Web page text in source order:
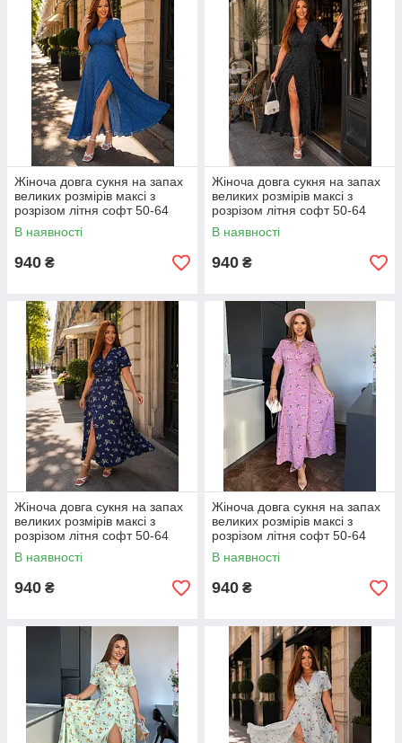
Жіноча довга сукня на запах
великих розмірів максі з
розрізом літня софт 50-64
В наявності
940 ₴
Жіноча довга сукня на запах
великих розмірів максі з
розрізом літня софт 50-64
В наявності
940 ₴
Жіноча довга сукня на запах
великих розмірів максі з
розрізом літня софт 50-64
В наявності
940 ₴
Жіноча довга сукня на запах
великих розмірів максі з
розрізом літня софт 50-64
В наявності
940 ₴